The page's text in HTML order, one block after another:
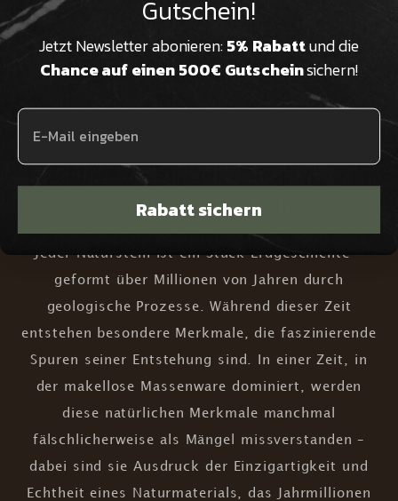
dritter Generation und beraten Sie
kompetent & persönlich
Einzigartige Schönheit von
Natursteintischen
Jeder Naturstein ist ein Stück Erdgeschichte –
geformt über Millionen von Jahren durch
geologische Prozesse. Während dieser Zeit
entstehen besondere Merkmale, die faszinierende
Spuren seiner Entstehung sind. In einer Zeit, in
der makellose Massenware dominiert, werden
diese natürlichen Merkmale manchmal
fälschlicherweise als Mängel missverstanden –
dabei sind sie Ausdruck der Einzigartigkeit und
Echtheit eines Naturmaterials, das Jahrmillionen
Gutschein!
Jetzt Newsletter abonieren:5% Rabattund die
Chance auf einen 500€ Gutscheinsichern!
Rabatt sichern